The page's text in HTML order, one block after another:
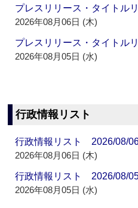
プレスリリース・タイトル
2026年08月06日 (木)
プレスリリース・タイトル
2026年08月05日 (水)
行政情報リスト
行政情報リスト 2026/08/
2026年08月06日 (木)
行政情報リスト 2026/08/
2026年08月05日 (水)